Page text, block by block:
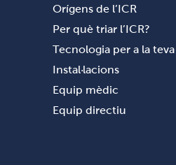
Orígens de l’ICR
Per què triar l’ICR?
Tecnologia per a la
Instal·lacions
Equip mèdic
Equip directiu